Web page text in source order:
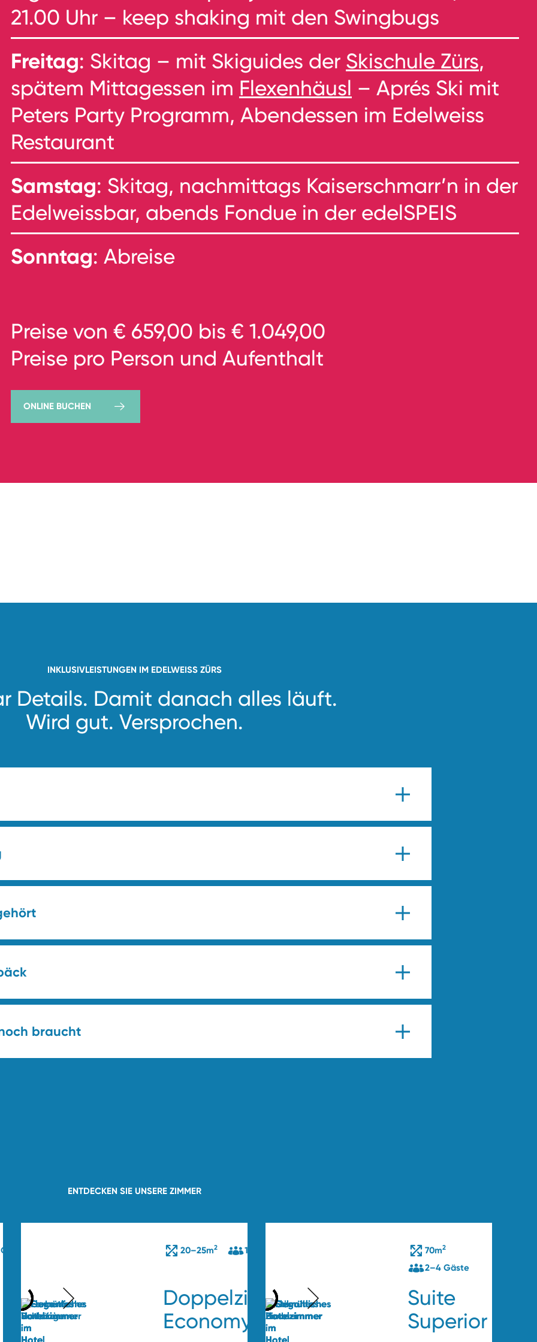
21.00 Uhr – keep shaking mit den Swingbugs
Freitag: Skitag – mit Skiguides der Skischule Zürs,
spätem Mittagessen im Flexenhäusl – Aprés Ski mit
Peters Party Programm, Abendessen im Edelweiss
Restaurant
Samstag: Skitag, nachmittags Kaiserschmarr’n in der
Edelweissbar, abends Fondue in der edelSPEIS
Sonntag: Abreise
Preise von € 659,00 bis € 1.049,00
Preise pro Person und Aufenthalt
ONLINE BUCHEN
INKLUSIVLEISTUNGEN IM EDELWEISS ZÜRS
Details. Damit danach alles läuft.
Wird gut. Versprochen.
braucht
ENTDECKEN SIE UNSERE ZIMMER
20–25m2 1–2 Gäste
Doppelzimmer
Economy
70m2
2–4 Gäste
Suite
Superior